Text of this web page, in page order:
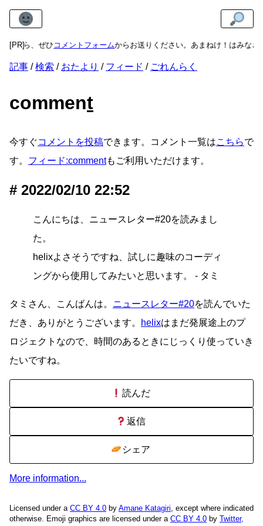
[PR]
したら、ぜひコメントフォームからお送りください。あまねけ！はみなさ
記事 検索 おたより フィード ごれんらく
comment
今すぐコメントを投稿できます。コメント一覧はこちらで
す。 フィード:commentもご利用いただけます。
2022/02/10 22:52
こんにちは、ニュースレター#20を読みまし
た。
helixよさそうですね、試しに趣味のコーディ
ングから使用してみたいと思います。 - タミ
タミさん、こんばんは。 ニュースレター#20を読んでいた
だき、ありがとうございます。
helixはまだ発展途上のプ
ロジェクトなので、時間のあるときにじっくり使っていき
たいですね。
読んだ
返信
シェア
More information...
Licensed under a CC BY 4.0 by Amane Katagiri, except where indicated
otherwise. Emoji graphics are licensed under a CC BY 4.0 by Twitter,